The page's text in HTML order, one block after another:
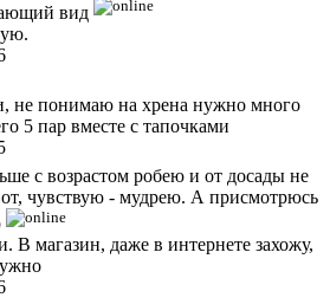
вид
не понимаю на хрена нужно много
5 пар вместе с тапочками
с возрастом робею и от досады не
чувствую - мудрею. А присмотрюсь
В магазин, даже в интернете захожу,